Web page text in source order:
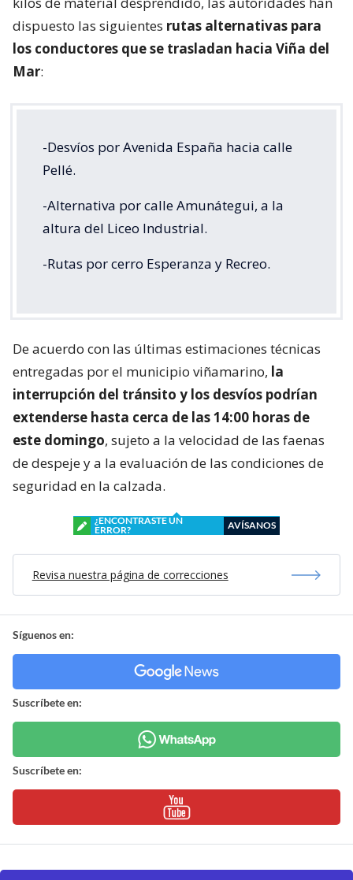
dispuesto las siguientes rutas alternativas para
los conductores que se trasladan hacia Viña del
Mar:
-Desvíos por Avenida España hacia calle
Pellé.
-Alternativa por calle Amunátegui, a la
altura del Liceo Industrial.
-Rutas por cerro Esperanza y Recreo.
De acuerdo con las últimas estimaciones técnicas
entregadas por el municipio viñamarino, la
interrupción del tránsito y los desvíos podrían
extenderse hasta cerca de las 14:00 horas de
este domingo, sujeto a la velocidad de las faenas
de despeje y a la evaluación de las condiciones de
seguridad en la calzada.
¿ENCONTRASTE UN
ERROR?
AVÍSANOS
Revisa nuestra página de correcciones
Síguenos en:
Suscríbete en:
Suscríbete en: